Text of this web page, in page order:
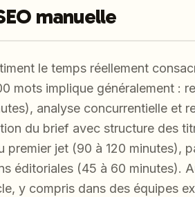
manuelle
le temps réellement
mots implique généralement :
analyse concurrentielle et
du brief avec structure des
jet (90 à 120 minutes),
éditoriales (45 à 60 minutes).
y compris dans des équipes